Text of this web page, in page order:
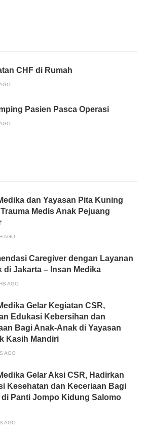
CHF di Rumah
Pasien Pasca Operasi
dan Yayasan Pita Kuning
Medis Anak Pejuang
AGO
Caregiver dengan Layanan
di Jakarta – Insan Medika
AGO
Gelar Kegiatan CSR,
Edukasi Kebersihan dan
Bagi Anak-Anak di Yayasan
Kasih Mandiri
AGO
Gelar Aksi CSR, Hadirkan
Kesehatan dan Keceriaan Bagi
di Panti Jompo Kidung Salomo
AGO